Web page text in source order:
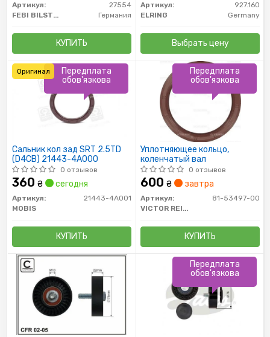
Артикул:
27554
FEBI BILSTEIN
Германия
КУПИТЬ
Артикул:
927.160
ELRING
Germany
Выбрать цену
Сальник кол зад SRT 2.5TD
(D4CB) 21443-4A000
0 отзывов
360 ₴ сегодня
Артикул:
21443-4A001
MOBIS
КУПИТЬ
Передплата
обов'язкова
Оригинал
Уплотняющее кольцо,
коленчатый вал
0 отзывов
600 ₴ завтра
Артикул:
81-53497-00
VICTOR REINZ
КУПИТЬ
Передплата
обов'язкова
Передплата
обов'язкова